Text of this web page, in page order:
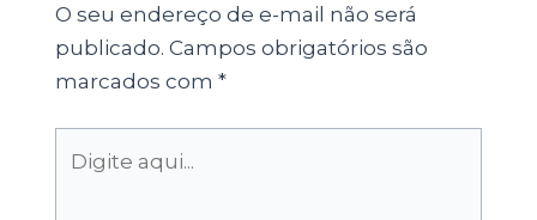
O seu endereço de e-mail não será
publicado. Campos obrigatórios são
marcados com *
aqui...